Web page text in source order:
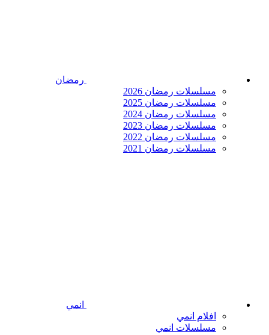
رمضان
مسلسلات رمضان 2026
مسلسلات رمضان 2025
مسلسلات رمضان 2024
مسلسلات رمضان 2023
مسلسلات رمضان 2022
مسلسلات رمضان 2021
انمي
افلام انمي
مسلسلات انمي